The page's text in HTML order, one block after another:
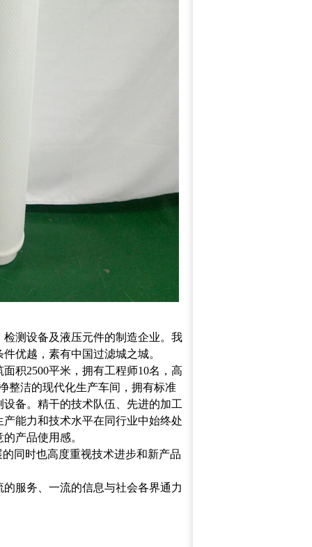
测设备及液压元件的制造企业。我
优越，素有中国过滤城之城。
积2500平米，拥有工程师10名，高
整洁的现代化生产车间，拥有标准
备。精干的技术队伍、先进的加工
能力和技术水平在同行业中始终处
产品使用感。
同时也高度重视技术进步和新产品
服务、一流的信息与社会各界通力